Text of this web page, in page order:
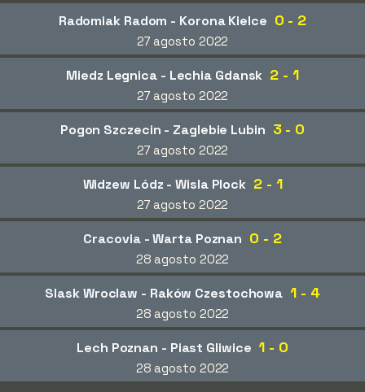
Radomiak Radom - Korona Kielce 0 - 2
27 agosto 2022
Miedz Legnica - Lechia Gdansk 2 - 1
27 agosto 2022
Pogon Szczecin - Zaglebie Lubin 3 - 0
27 agosto 2022
Widzew Lódz - Wisla Plock 2 - 1
27 agosto 2022
Cracovia - Warta Poznan 0 - 2
28 agosto 2022
Slask Wroclaw - Raków Czestochowa 1 - 4
28 agosto 2022
Lech Poznan - Piast Gliwice 1 - 0
28 agosto 2022